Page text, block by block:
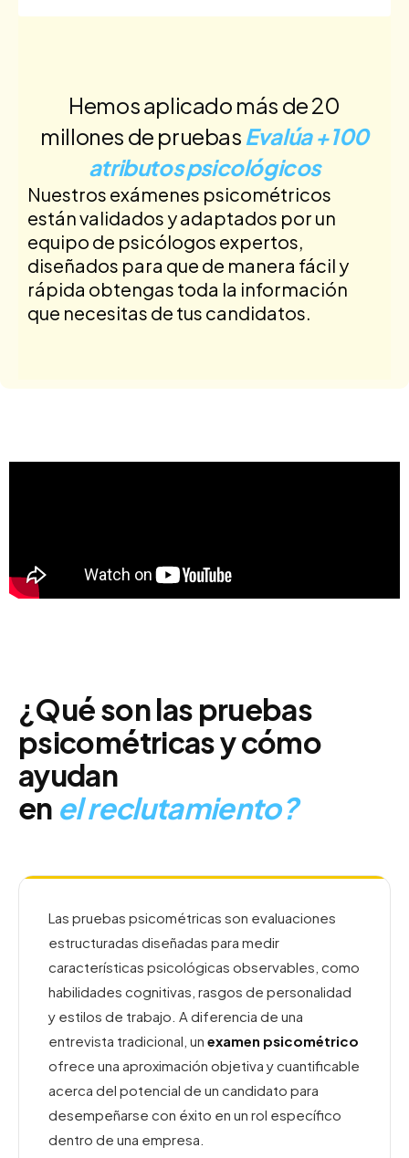
Hemos aplicado más de 20
millones de pruebas Evalúa +100
atributos psicológicos
Nuestros exámenes psicométricos
están validados y adaptados por un
equipo de psicólogos expertos,
diseñados para que de manera fácil y
rápida obtengas toda la información
que necesitas de tus candidatos.
¿Qué son las pruebas
psicométricas y cómo
ayudan
en el reclutamiento?
Las pruebas psicométricas son evaluaciones
estructuradas diseñadas para medir
características psicológicas observables, como
habilidades cognitivas, rasgos de personalidad
y estilos de trabajo. A diferencia de una
entrevista tradicional, un examen psicométrico
ofrece una aproximación objetiva y cuantificable
acerca del potencial de un candidato para
desempeñarse con éxito en un rol específico
dentro de una empresa.